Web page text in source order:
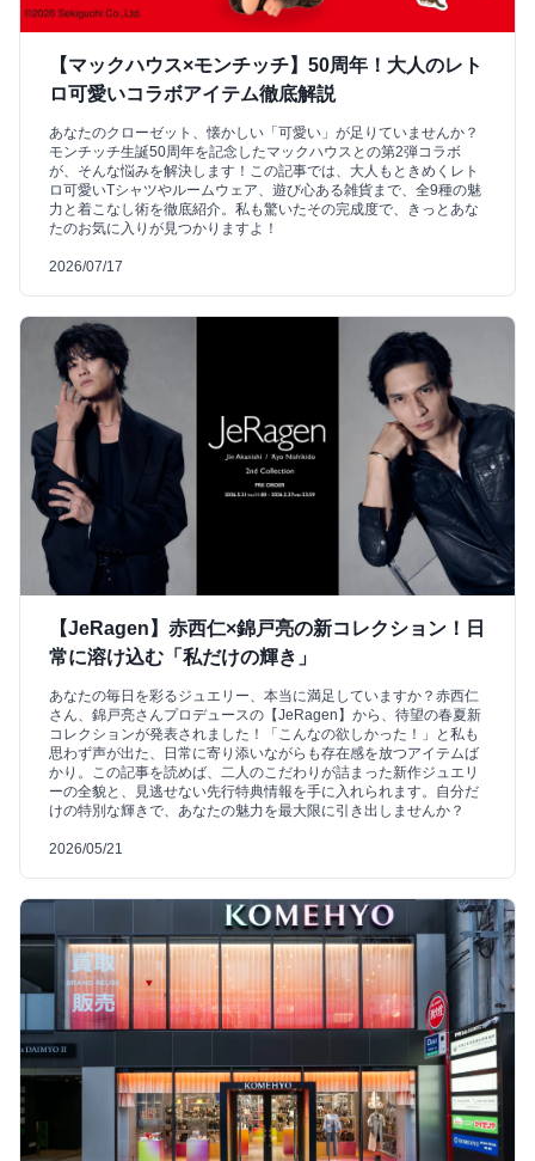
【マックハウス×モンチッチ】50周年！大人のレト
ロ可愛いコラボアイテム徹底解説
あなたのクローゼット、懐かしい「可愛い」が足りていませんか？
モンチッチ生誕50周年を記念したマックハウスとの第2弾コラボ
が、そんな悩みを解決します！この記事では、大人もときめくレト
ロ可愛いTシャツやルームウェア、遊び心ある雑貨まで、全9種の魅
力と着こなし術を徹底紹介。私も驚いたその完成度で、きっとあな
たのお気に入りが見つかりますよ！
2026/07/17
【JeRagen】赤西仁×錦戸亮の新コレクション！日
常に溶け込む「私だけの輝き」
あなたの毎日を彩るジュエリー、本当に満足していますか？赤西仁
さん、錦戸亮さんプロデュースの【JeRagen】から、待望の春夏新
コレクションが発表されました！「こんなの欲しかった！」と私も
思わず声が出た、日常に寄り添いながらも存在感を放つアイテムば
かり。この記事を読めば、二人のこだわりが詰まった新作ジュエリ
ーの全貌と、見逃せない先行特典情報を手に入れられます。自分だ
けの特別な輝きで、あなたの魅力を最大限に引き出しませんか？
2026/05/21